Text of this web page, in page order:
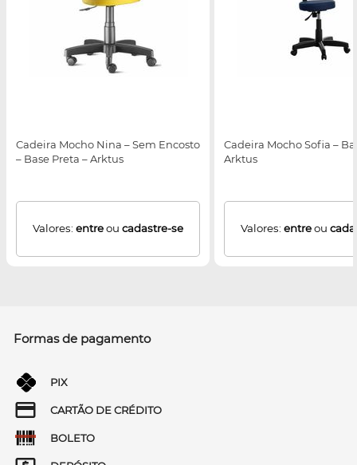
Cadeira Mocho Nina – Sem Encosto
– Base Preta – Arktus
Valores: entreou cadastre-se
Cadeira Mocho Sofia –
Arktus
Valores: entreou
Formas de pagamento
PIX
CARTÃO DE CRÉDITO
BOLETO